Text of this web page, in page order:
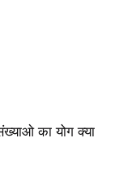
का योग क्या